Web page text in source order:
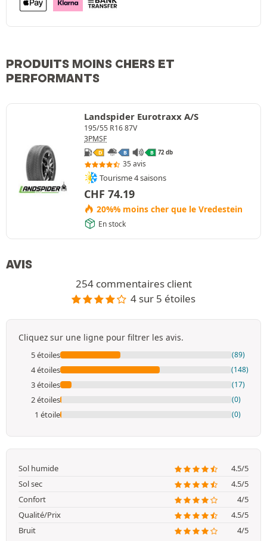
PRODUITS MOINS CHERS ET
PERFORMANTS
Landspider Eurotraxx A/S
195/55 R16 87V
3PMSF
D B B 72 db
35 avis
Tourisme 4 saisons
CHF 74.19
20%% moins cher que le Vredestein
En stock
AVIS
254 commentaires client
4 sur 5 étoiles
Cliquez sur une ligne pour filtrer les avis.
5 étoiles (89)
4 étoiles (148)
3 étoiles (17)
2 étoiles (0)
1 étoile (0)
Sol humide
4.5/5
Sol sec
4.5/5
Confort
4/5
Qualité/Prix
4.5/5
Bruit
4/5